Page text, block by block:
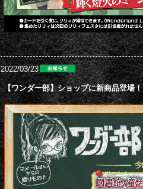
2022/03/23
【ワンダー部】ショップに新商品登場！